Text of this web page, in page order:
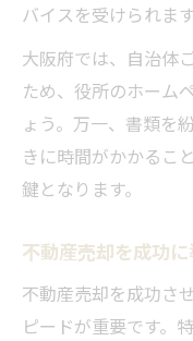
バイスを受けられます
大阪府では、自治体
ため、役所のホーム
ょう。万一、書類を
きに時間がかかるこ
鍵となります。
不動産売却を成功
不動産売却を成功さ
ピードが重要です。